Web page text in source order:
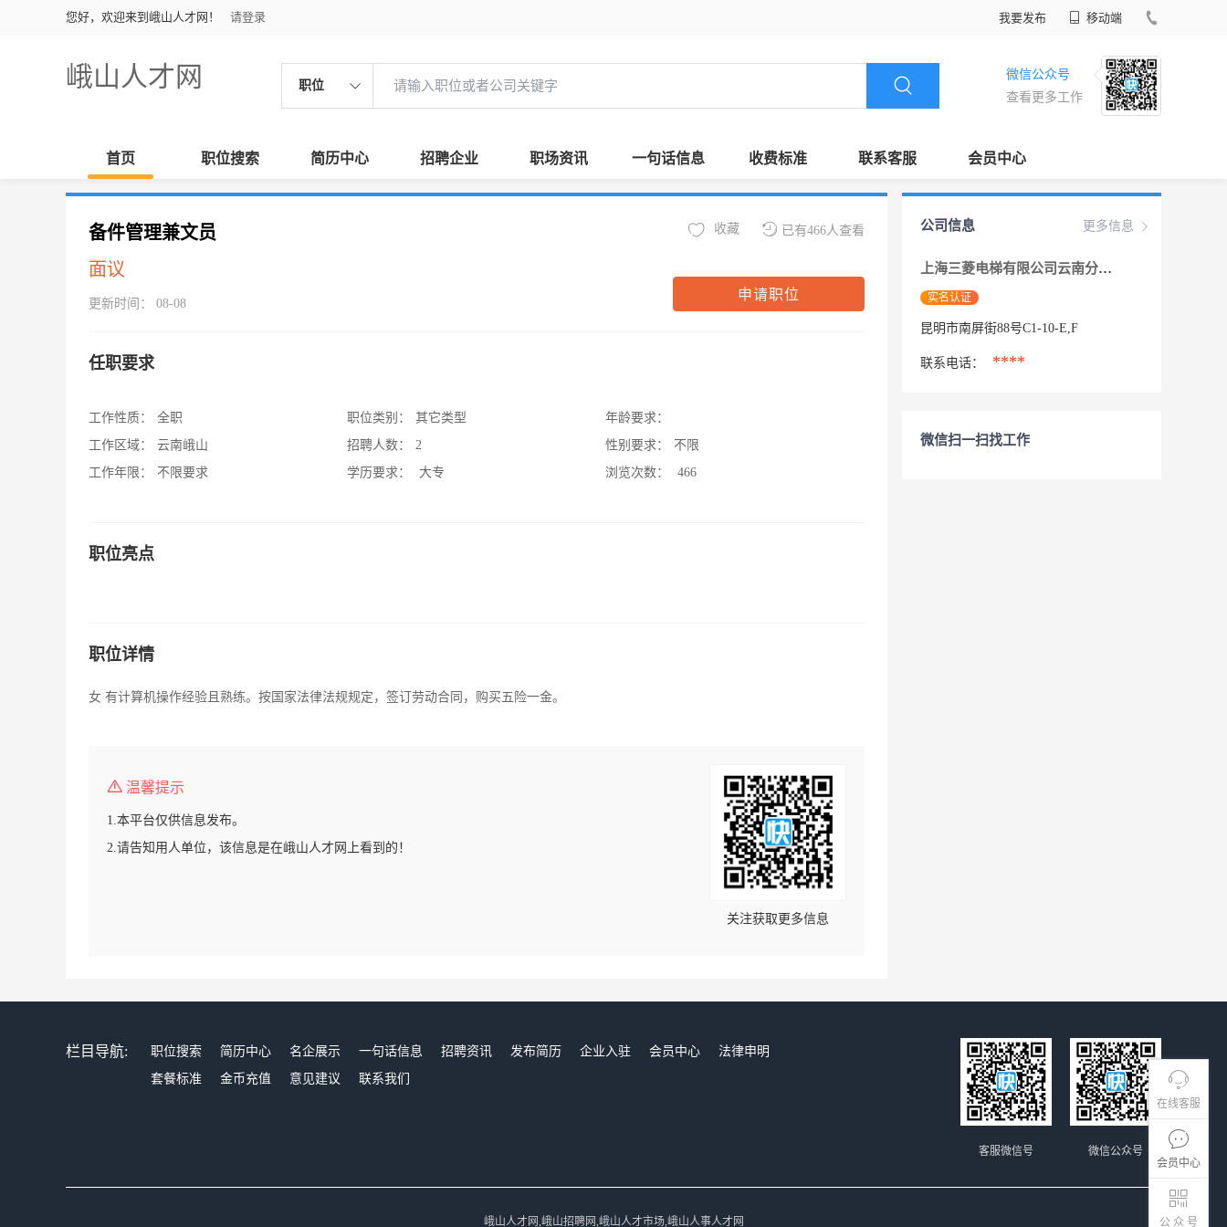
您好，欢迎来到峨山人才网！ 请登录 我要发布 移动端
峨山人才网 职位
微信公众号
查看更多工作
首页 职位搜索 简历中心 招聘企业 职场资讯 一句话信息 收费标准 联系客服 会员中心
在线客服
会员中心
公 众 号
备件管理兼文员
面议
更新时间： 08-08
已有466人查看
收藏
申请职位
任职要求
工作性质：
全职
工作区域：
云南峨山
工作年限：
不限要求
职位类别：
其它类型
招聘人数：
2
学历要求：
大专
年龄要求：
性别要求：
不限
浏览次数：
466
职位亮点
职位详情
女 有计算机操作经验且熟练。按国家法律法规规定，签订劳动合同，购买五险一金。
温馨提示
1.本平台仅供信息发布。
2.请告知用人单位，该信息是在峨山人才网上看到的！
关注获取更多信息
更多信息
公司信息
上海三菱电梯有限公司云南分公司
实名认证
昆明市南屏街88号C1-10-E,F
联系电话： ****
微信扫一扫找工作
栏目导航: 职位搜索 简历中心 名企展示 一句话信息 招聘资讯 发布简历 企业入驻 会员中心
法律申明
套餐标准
金币充值 意见建议 联系我们
微信公众号
客服微信号
峨山人才网,峨山招聘网,峨山人才市场,峨山人事人才网